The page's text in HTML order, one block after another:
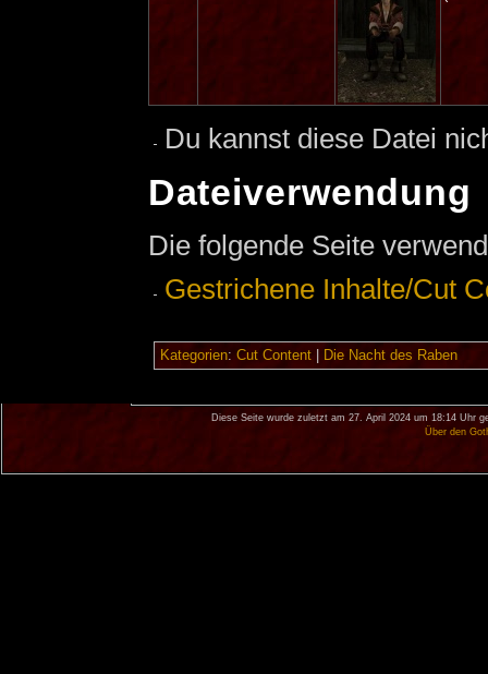
Du kannst diese Datei
Dateiverwendung
Die folgende Seite
Gestrichene Inhalte/Cut
Kategorien: Cut Content| Die Nacht des Raben
Diese Seite wurde zuletzt am 27. April 2024 um 18:14 Uhr
Über den